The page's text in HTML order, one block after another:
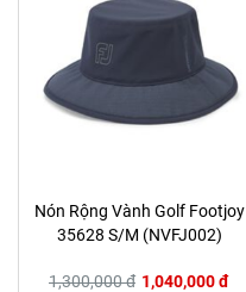
Nón Rộng Vành Golf Footjoy
35628 S/M (NVFJ002)
1,300,000 đ 1,040,000 đ